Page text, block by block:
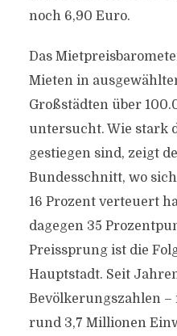
noch 6,90 Euro.
Das
Mieten in
Großstädten über
untersucht. Wie stark
gestiegen sind, zeigt
Bundesschnitt, wo
16 Prozent verteuert
dagegen 35
Preissprung ist die
Hauptstadt. Seit
Bevölkerungszahlen
rund 3,7 Millionen